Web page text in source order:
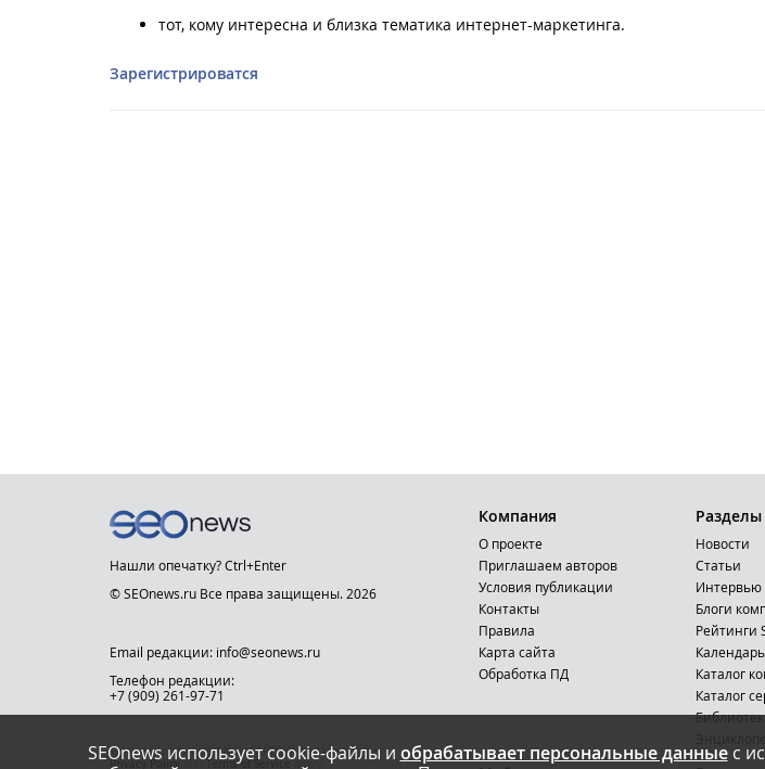
тот, кому интересна и близка тематика интернет-маркетинга.
Зарегистрироватся
SEOnews использует cookie-файлы и обрабатывает персональные данныес
Нашли опечатку? Ctrl+Enter
© SEOnews.ru Все права защищены. 2026
Email редакции: info@seonews.ru
Телефон редакции:
+7 (909) 261-97-71
This site is protected by reCAPTCHA and the Google
Privacy Policyand Terms of Serviceapply.
Компания
О проекте
Приглашаем авторов
Условия публикации
Контакты
Правила
Карта сайта
Обработка ПД
Разделы
Новости
Статьи
Интервью
Блоги
Рейтинги
Каталог
Каталог